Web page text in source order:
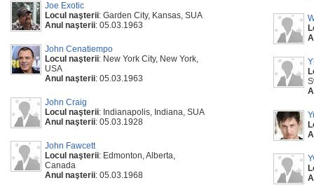
Joe Exotic
Locul naşterii: Garden City, Kansas, SUA
Anul naşterii: 05.03.1963
John Cenatiempo
Locul naşterii: New York City, New York,
USA
Anul naşterii: 05.03.1963
John Craig
Locul naşterii: Indianapolis, Indiana, SUA
Anul naşterii: 05.03.1928
John Fawcett
Locul naşterii: Edmonton, Alberta,
Canada
Anul naşterii: 05.03.1968